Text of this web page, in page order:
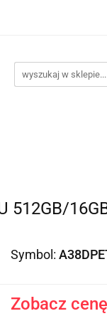
512GB/
Symbol:
Zobacz